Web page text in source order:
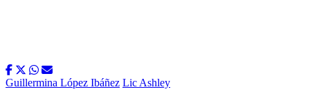
Guillermina López Ibáñez Lic Ashley